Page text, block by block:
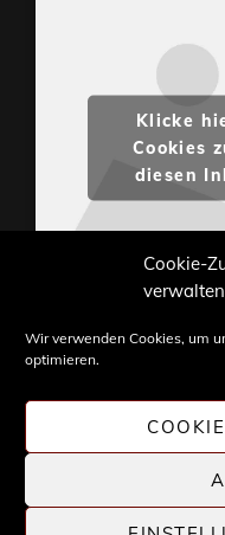
Cookie-
verwalten
Wir verwenden Cookies, um
optimieren.
Klicke
Cookies
diesen
Weiterverwendung
STONE PROG.